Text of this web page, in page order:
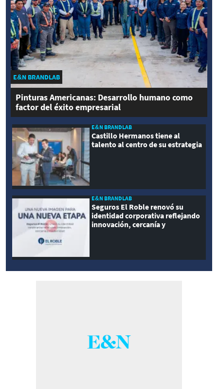
E&N BRANDLAB
Pinturas Americanas: Desarrollo humano como
factor del éxito empresarial
E&N BRANDLAB
Castillo Hermanos tiene al
talento al centro de su estrategia
E&N BRANDLAB
Seguros El Roble renovó su
identidad corporativa reflejando
innovación, cercanía y